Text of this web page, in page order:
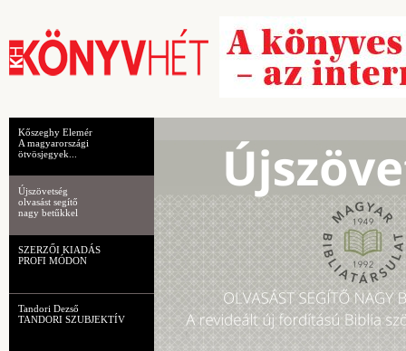
Kőszeghy Elemér
A magyarországi
ötvösjegyek...
Újszövetség
olvasást segítő
nagy betűkkel
SZERZŐI KIADÁS
PROFI MÓDON
Tandori Dezső
TANDORI SZUBJEKTÍV